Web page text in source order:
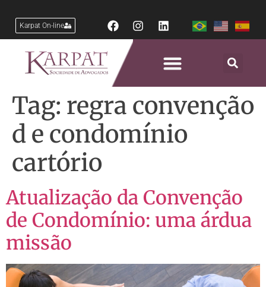
Karpat On-line
Tag: regra convenção
d e condomínio
cartório
Atualização da Convenção
de Condomínio: uma árdua
missão